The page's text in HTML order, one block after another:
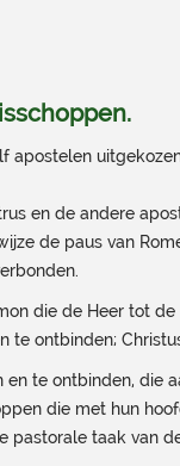
apostelen
en de andere
de paus van
die de Heer tot
te ontbinden;
en te ontbinden, die
die met hun
pastorale taak van